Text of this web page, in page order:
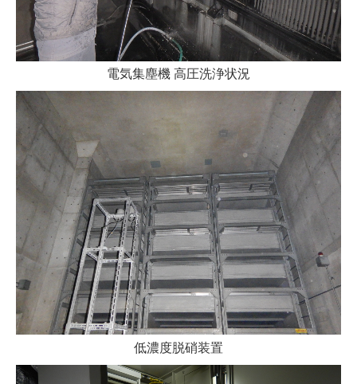
電気集塵機 高圧洗浄状況
低濃度脱硝装置